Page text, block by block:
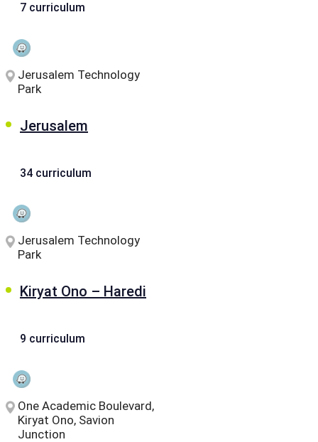
7 curriculum
Jerusalem Technology
Park
Jerusalem
34 curriculum
Jerusalem Technology
Park
Kiryat Ono – Haredi
9 curriculum
One Academic Boulevard,
Kiryat Ono, Savion
Junction